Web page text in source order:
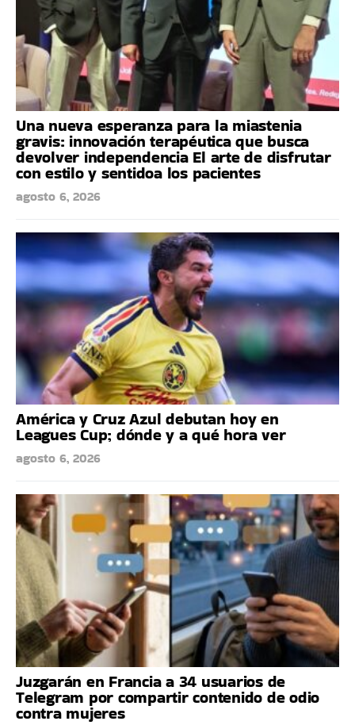
Una nueva esperanza para la miastenia
gravis: innovación terapéutica que busca
devolver independencia El arte de disfrutar
con estilo y sentidoa los pacientes
agosto 6, 2026
América y Cruz Azul debutan hoy en
Leagues Cup; dónde y a qué hora ver
agosto 6, 2026
Juzgarán en Francia a 34 usuarios de
Telegram por compartir contenido de odio
contra mujeres